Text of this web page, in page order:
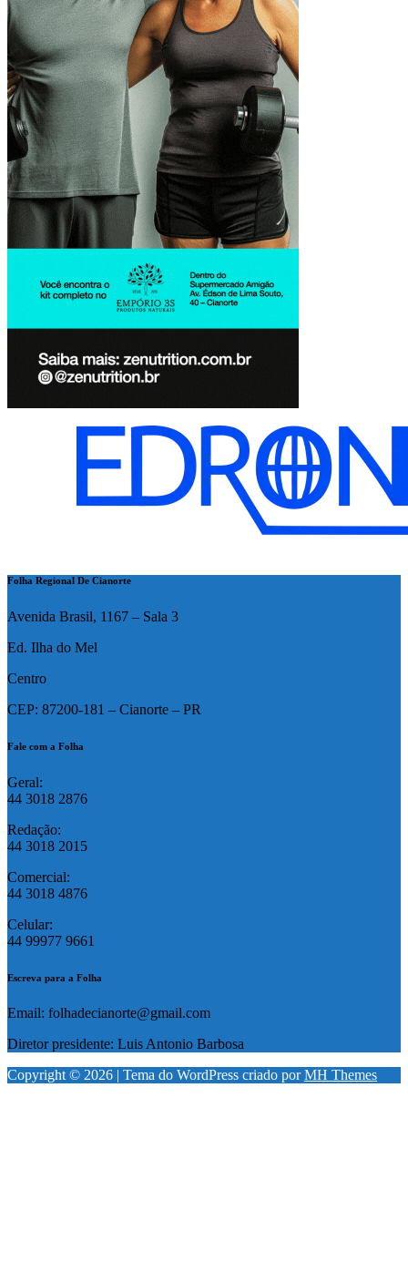
Folha Regional De Cianorte
Avenida Brasil, 1167 – Sala 3
Ed. Ilha do Mel
Centro
CEP: 87200-181 – Cianorte – PR
Fale com a Folha
Geral:
44 3018 2876
Redação:
44 3018 2015
Comercial:
44 3018 4876
Celular:
44 99977 9661
Escreva para a Folha
Email: folhadecianorte@gmail.com
Diretor presidente: Luis Antonio Barbosa
Copyright © 2026 | Tema do WordPress criado porMH Themes